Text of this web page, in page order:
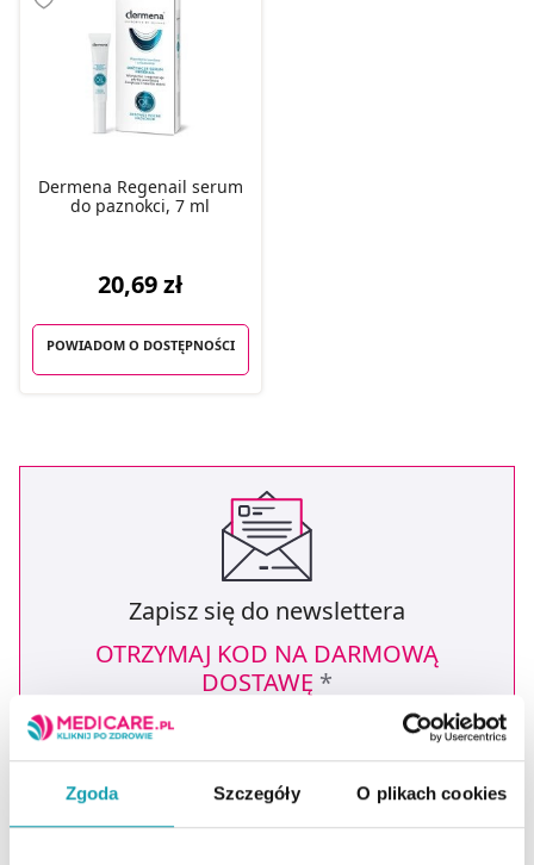
Zgoda Szczegóły O plikach cookies
Dermena Regenail serum
do paznokci, 7 ml
20,69 zł
POWIADOM O DOSTĘPNOŚCI
Zapisz się do newslettera
OTRZYMAJ KOD NA DARMOWĄ
DOSTAWĘ *
* Oferta dotyczy zakupów powyżej 149 zł na wybrane formy
dostawy. Szczegóły w regulaminie -
kliknij tutaj.
Podaj swoje imię